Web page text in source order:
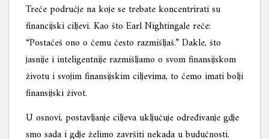
Treće područje na koje se trebate koncentrirati su
financijski ciljevi. Kao što Earl Nightingale reče:
“Postaćeš ono o čemu često razmišljaš.” Dakle, što
jasnije i inteligentnije razmišljamo o svom finansijskom
životu i svojim finansijskim ciljevima, to ćemo imati bolji
finansijski život.
U osnovi, postavljanje ciljeva uključuje određivanje gdje
smo sada i gdje želimo završiti nekada u budućnosti.